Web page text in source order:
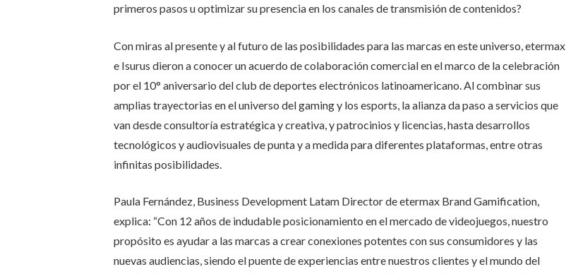
primeros pasos u optimizar su presencia en los canales de transmisión de contenidos?
Con miras al presente y al futuro de las posibilidades para las marcas en este universo, etermax
e Isurus dieron a conocer un acuerdo de colaboración comercial en el marco de la celebración
por el 10° aniversario del club de deportes electrónicos latinoamericano. Al combinar sus
amplias trayectorias en el universo del gaming y los esports, la alianza da paso a servicios que
van desde consultoría estratégica y creativa, y patrocinios y licencias, hasta desarrollos
tecnológicos y audiovisuales de punta y a medida para diferentes plataformas, entre otras
infinitas posibilidades.
Paula Fernández, Business Development Latam Director de etermax Brand Gamification,
explica: “Con 12 años de indudable posicionamiento en el mercado de videojuegos, nuestro
propósito es ayudar a las marcas a crear conexiones potentes con sus consumidores y las
nuevas audiencias, siendo el puente de experiencias entre nuestros clientes y el mundo del